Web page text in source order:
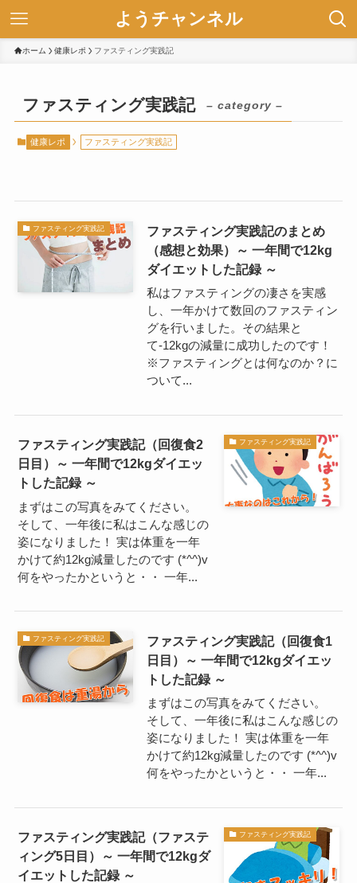
ようチャンネル
ホーム 健康レポ ファスティング実践記
ファスティング実践記 – category –
健康レポ ファスティング実践記
ファスティング実践記
ファスティング実践記のまとめ
（感想と効果）～ 一年間で12kg
ダイエットした記録 ～
私はファスティングの凄さを実感
し、一年かけて数回のファスティン
グを行いました。その結果と
て-12kgの減量に成功したのです！
※ファスティングとは何なのか？に
ついて...
ファスティング実践記
ファスティング実践記（回復食2
日目）～ 一年間で12kgダイエッ
トした記録 ～
まずはこの写真をみてください。
そして、一年後に私はこんな感じの
姿になりました！ 実は体重を一年
かけて約12kg減量したのです (*^^)v
何をやったかというと・・ 一年...
ファスティング実践記
ファスティング実践記（回復食1
日目）～ 一年間で12kgダイエッ
トした記録 ～
まずはこの写真をみてください。
そして、一年後に私はこんな感じの
姿になりました！ 実は体重を一年
かけて約12kg減量したのです (*^^)v
何をやったかというと・・ 一年...
ファスティング実践記
ファスティング実践記（ファステ
ィング5日目）～ 一年間で12kgダ
イエットした記録 ～